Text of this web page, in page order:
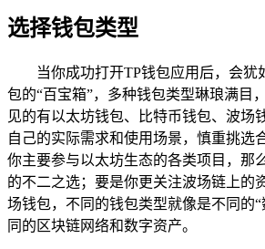
选择钱包类型
当你成功打开TP钱包应用后，会犹
包的“百宝箱”，多种钱包类型琳琅满目
见的有以太坊钱包、比特币钱包、波场
自己的实际需求和使用场景，慎重挑选
你主要参与以太坊生态的各类项目，那
的不二之选；要是你更关注波场链上的
场钱包，不同的钱包类型就像是不同的
同的区块链网络和数字资产。